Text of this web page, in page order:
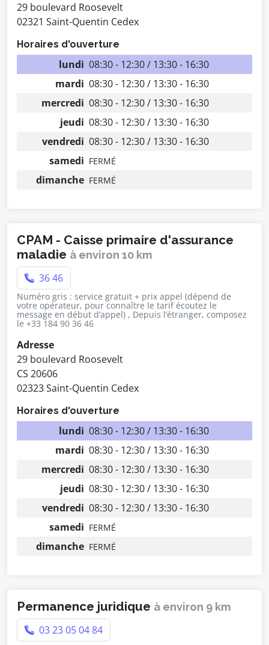
29 boulevard Roosevelt
02321 Saint-Quentin Cedex
Horaires d'ouverture
lundi 08:30 - 12:30 / 13:30 - 16:30
mardi 08:30 - 12:30 / 13:30 - 16:30
mercredi 08:30 - 12:30 / 13:30 - 16:30
jeudi 08:30 - 12:30 / 13:30 - 16:30
vendredi 08:30 - 12:30 / 13:30 - 16:30
samedi FERMÉ
dimanche FERMÉ
CPAM - Caisse primaire d'assurance
maladie à environ 10 km
36 46
Numéro gris : service gratuit + prix appel (dépend de
votre opérateur, pour connaître le tarif écoutez le
message en début d’appel) , Depuis l’étranger, composez
le +33 184 90 36 46
Adresse
29 boulevard Roosevelt
CS 20606
02323 Saint-Quentin Cedex
Horaires d'ouverture
lundi 08:30 - 12:30 / 13:30 - 16:30
mardi 08:30 - 12:30 / 13:30 - 16:30
mercredi 08:30 - 12:30 / 13:30 - 16:30
jeudi 08:30 - 12:30 / 13:30 - 16:30
vendredi 08:30 - 12:30 / 13:30 - 16:30
samedi FERMÉ
dimanche FERMÉ
Permanence juridique à environ 9 km
03 23 05 04 84